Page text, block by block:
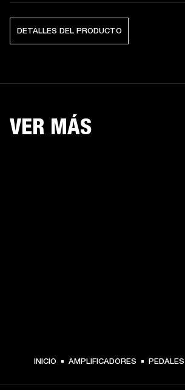
DETALLES DEL PRODUCTO
VER MÁS
INICIO AMPLIFICADORES PEDALES